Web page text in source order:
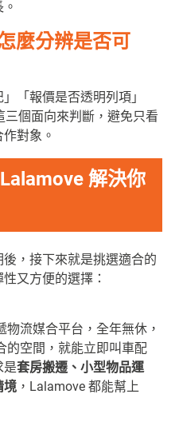
麼分辨是否可
「報價是否透明列項」
三個面向來判斷，避免只看
對象。
解決你
，接下來就是挑選適合的
又方便的選擇：
流媒合平台，全年無休，
的空間，就能立即叫車配
是套房搬遷、小型物品運
境 ，Lalamove 都能幫上